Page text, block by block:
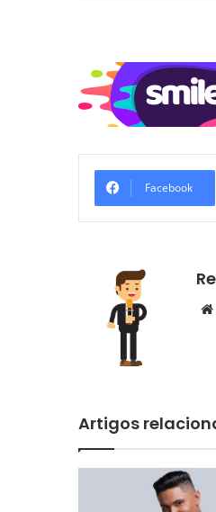
Facebook
Artigos